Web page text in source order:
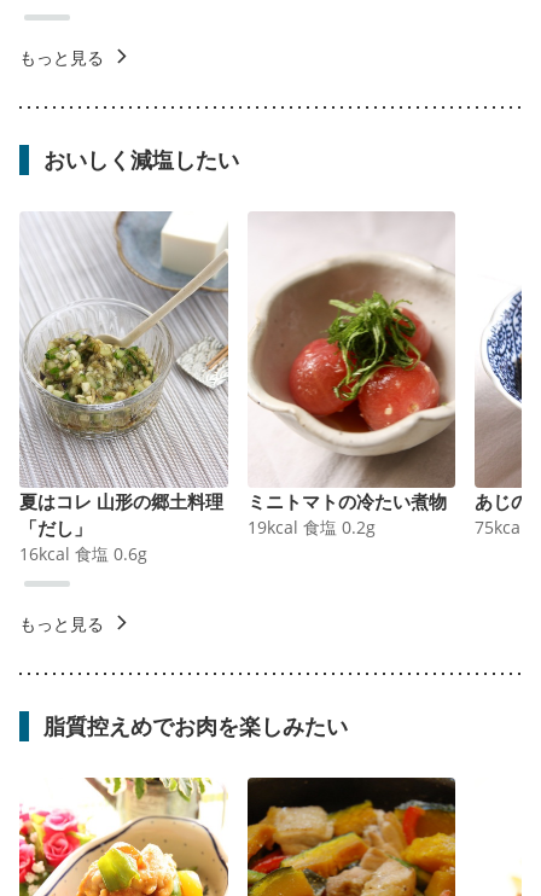
もっと見る
おいしく減塩したい
夏はコレ 山形の郷土料理
「だし」
16kcal 食塩 0.6g
ミニトマトの冷たい煮物
19kcal 食塩 0.2g
あじの
75kcal
もっと見る
脂質控えめでお肉を楽しみたい